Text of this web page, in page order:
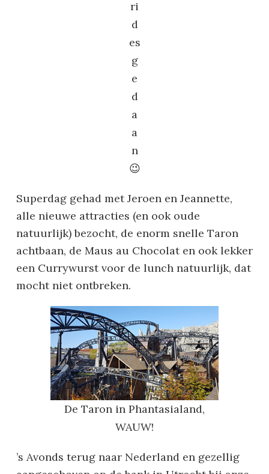
ri
d
es
g
e
d
a
a
n
😉
Superdag gehad met Jeroen en Jeannette,
alle nieuwe attracties (en ook oude
natuurlijk) bezocht, de enorm snelle Taron
achtbaan, de Maus au Chocolat en ook lekker
een Currywurst voor de lunch natuurlijk, dat
mocht niet ontbreken.
De Taron in Phantasialand,
WAUW!
’s Avonds terug naar Nederland en gezellig